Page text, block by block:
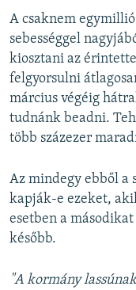
A csaknem
sebességgel
kiosztani az
felgyorsulni
március végéig
tudnánk beadni.
több százezer
Az mindegy ebből a
kapják-e ezeket,
esetben a
később.
"A kormány